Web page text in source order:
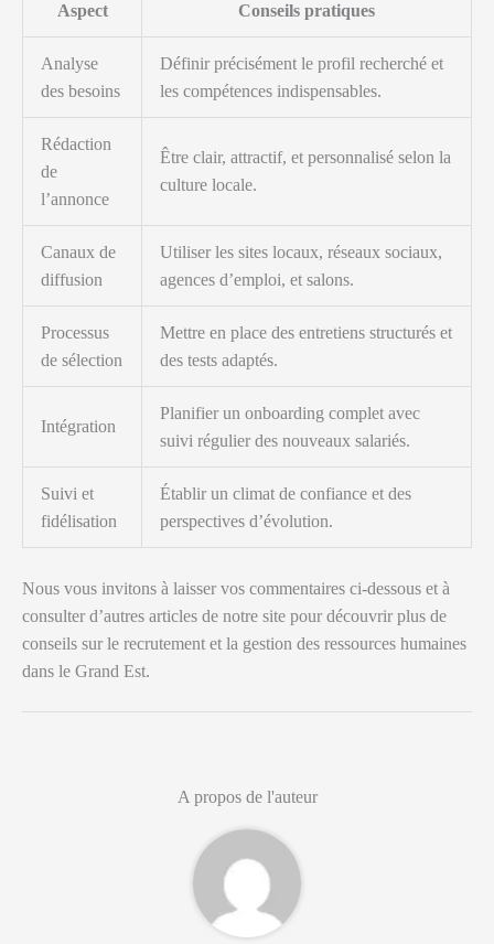
Aspect Conseils pratiques
Analyse
des besoins
Définir précisément le profil recherché et
les compétences indispensables.
Rédaction
de
l’annonce
Être clair, attractif, et personnalisé selon la
culture locale.
Canaux de
diffusion
Utiliser les sites locaux, réseaux sociaux,
agences d’emploi, et salons.
Processus
de sélection
Mettre en place des entretiens structurés et
des tests adaptés.
Intégration
Planifier un onboarding complet avec
suivi régulier des nouveaux salariés.
Suivi et
fidélisation
Établir un climat de confiance et des
perspectives d’évolution.
Nous vous invitons à laisser vos commentaires ci-dessous et à
consulter d’autres articles de notre site pour découvrir plus de
conseils sur le recrutement et la gestion des ressources humaines
dans le Grand Est.
A propos de l'auteur